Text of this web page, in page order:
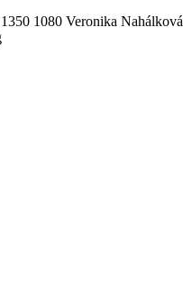
1350 1080 Veronika Nahálková